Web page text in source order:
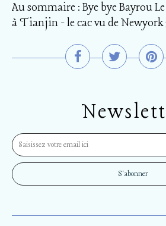
Au sommaire : Bye bye Bayrou
à Tianjin - le cac vu de Newyork